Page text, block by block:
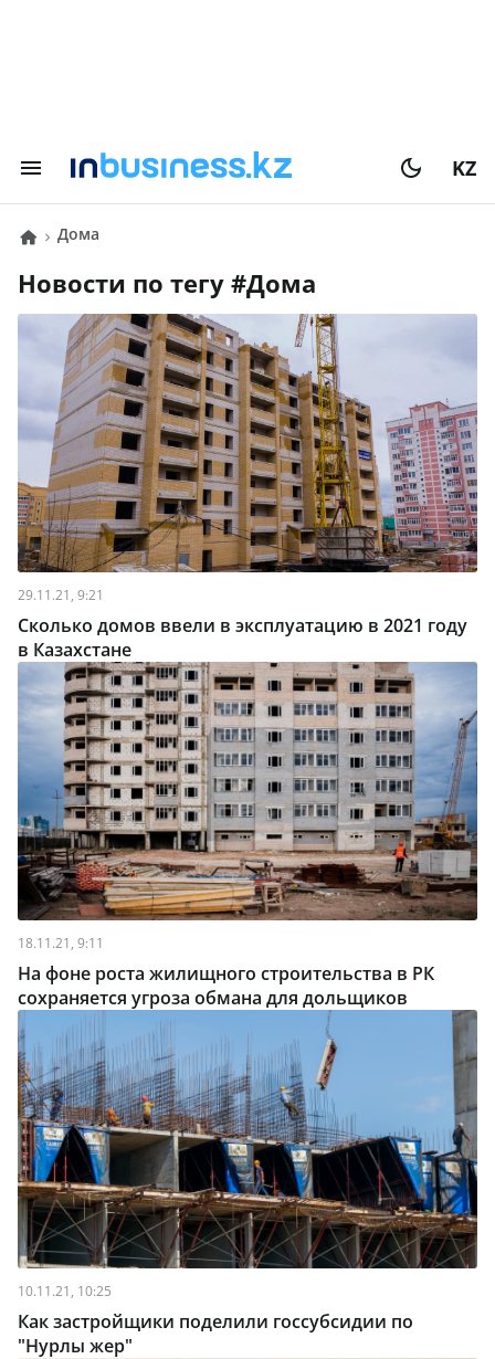
KZ
дома
Новости по тегу # дома
29.11.21, 9:21
Сколько домов ввели в эксплуатацию в 2021 году
в Казахстане
18.11.21, 9:11
На фоне роста жилищного строительства в РК
сохраняется угроза обмана для дольщиков
10.11.21, 10:25
Как застройщики поделили госсубсидии по
"Нурлы жер"